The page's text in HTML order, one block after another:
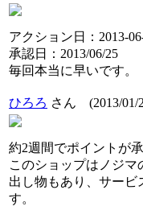
アクション日：2013-
承認日：2013/06/25
毎回本当に早いです。
ひろろ さん (2013/01/
約2週間でポイントが
このショップはノジマ
出し物もあり、サー
す。